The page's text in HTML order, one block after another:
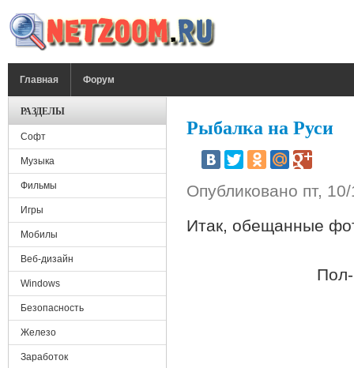
Главная Форум
Рыбалка на Руси
Опубликовано пт,
Итак, обещанные
РАЗДЕЛЫ
Софт
Музыка
Фильмы
Игры
Мобилы
Веб-дизайн
Windows
Безопасность
Железо
Заработок